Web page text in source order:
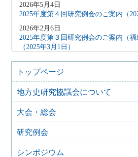
2026年5月4日
2025年度第４回研究例会のご案内（
2026年2月6日
2025年度第３回研究例会のご案内（福
（2025年3月1日）
2025年12月5日
2025年度第２回研究例会のご案内（伊
会）（2026年１月11日）
2025年10月7日
2025年度第１回研究例会のご案内（
合同例会）（2025年11月8日）
2025年9月3日
2024年度第8回研究例会のご案内（
2025年6月5日
トップページ
地方史研究協議会について
大会・総会
研究例会
シンポジウム